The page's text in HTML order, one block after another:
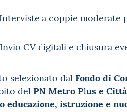
Interviste a coppie
Invio CV digitali e chiusura
selezionato dal Fondo di
del PN Metro Plus e
educazione, istruzione e